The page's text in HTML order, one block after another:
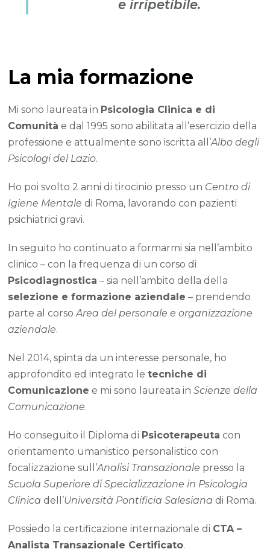
e irripetibile.
La mia formazione
Mi sono laureata in Psicologia Clinica e di
Comunità e dal 1995 sono abilitata all’esercizio della
professione e attualmente sono iscritta all’Albo degli
Psicologi del Lazio.
Ho poi svolto 2 anni di tirocinio presso un Centro di
Igiene Mentale di Roma, lavorando con pazienti
psichiatrici gravi.
In seguito ho continuato a formarmi sia nell’ambito
clinico – con la frequenza di un corso di
Psicodiagnostica – sia nell’ambito della della
selezione e formazione aziendale – prendendo
parte al corsoArea del personale e organizzazione
aziendale.
Nel 2014, spinta da un interesse personale, ho
approfondito ed integrato letecniche di
Comunicazione e mi sono laureata inScienze della
Comunicazione.
Ho conseguito il Diploma di Psicoterapeuta con
orientamento umanistico personalistico con
focalizzazione sull’Analisi Transazionale presso la
Scuola Superiore di Specializzazione in Psicologia
Clinica dell’Università Pontificia Salesiana di Roma.
Possiedo la certificazione internazionale di CTA –
Analista Transazionale Certificato.